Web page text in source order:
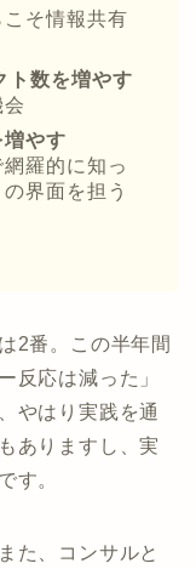
そ情報共有
ト数を増やす
やす
羅的に知っ
界面を担う
2番。この半年間
反応は減った」
やはり実践を通
ありますし、実
す。
た、コンサルと